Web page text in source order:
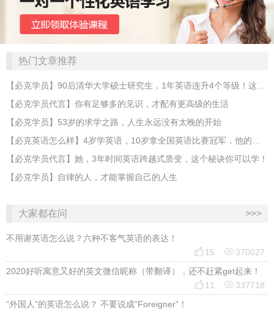
热门文章推荐
【必克学员】90后清华大学硕士研究生，1年英语连升4个等级！这方法你也可以学！
【必克学员代言】你有足够多的见识，才配有更高级的生活
【必克学员】53岁的求学之路，人生永远没有太晚的开始
【必克英语怎么样】4岁学英语，10岁拿全国英语比赛冠军，他的优秀值得你尖叫！
【必克学员代言】她，3年时间英语跨越式质变，这个秘诀你可以学！
【必克学员】自律的人，才能掌握自己的人生
大家都在问 >>>
不用谢英语怎么说？六种不客气英语的表达！
 15 370027
2020好听寓意又好的英文微信昵称（带翻译），还不赶紧get起来！
 11 337718
“外国人”的英语怎么说？ 不要说成“Foreigner”！